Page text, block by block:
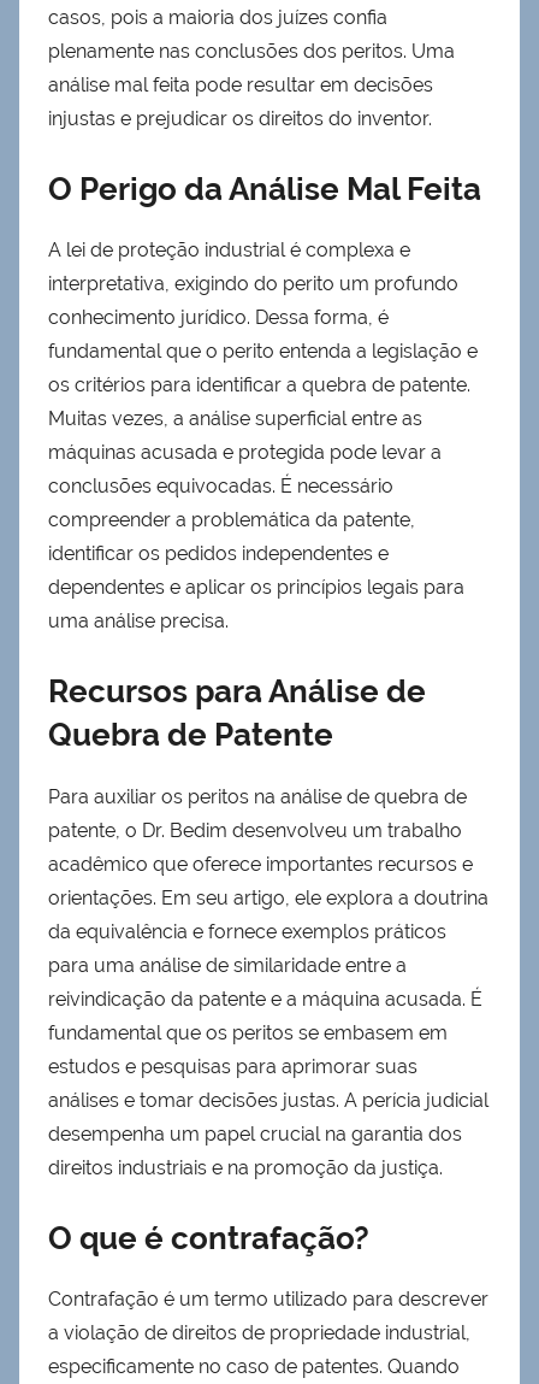
casos, pois a maioria dos juízes confia
plenamente nas conclusões dos peritos. Uma
análise mal feita pode resultar em decisões
injustas e prejudicar os direitos do inventor.
O Perigo da Análise Mal Feita
A lei de proteção industrial é complexa e
interpretativa, exigindo do perito um profundo
conhecimento jurídico. Dessa forma, é
fundamental que o perito entenda a legislação e
os critérios para identificar a quebra de patente.
Muitas vezes, a análise superficial entre as
máquinas acusada e protegida pode levar a
conclusões equivocadas. É necessário
compreender a problemática da patente,
identificar os pedidos independentes e
dependentes e aplicar os princípios legais para
uma análise precisa.
Recursos para Análise de
Quebra de Patente
Para auxiliar os peritos na análise de quebra de
patente, o Dr. Bedim desenvolveu um trabalho
acadêmico que oferece importantes recursos e
orientações. Em seu artigo, ele explora a doutrina
da equivalência e fornece exemplos práticos
para uma análise de similaridade entre a
reivindicação da patente e a máquina acusada. É
fundamental que os peritos se embasem em
estudos e pesquisas para aprimorar suas
análises e tomar decisões justas. A perícia judicial
desempenha um papel crucial na garantia dos
direitos industriais e na promoção da justiça.
O que é contrafação?
Contrafação é um termo utilizado para descrever
a violação de direitos de propriedade industrial,
especificamente no caso de patentes. Quando